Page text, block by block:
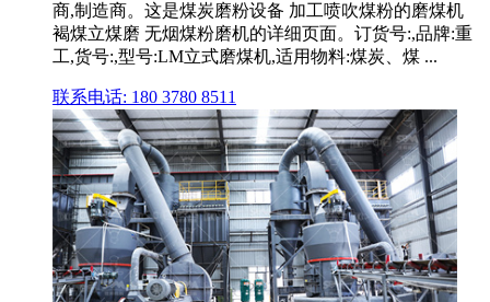
商,制造商。这是煤炭磨粉设备 加工喷吹煤粉的磨煤机
褐煤立煤磨 无烟煤粉磨机的详细页面。订货号:,品牌:重
工,货号:,型号:LM立式磨煤机,适用物料:煤炭、煤 ...
联系电话: 180 3780 8511